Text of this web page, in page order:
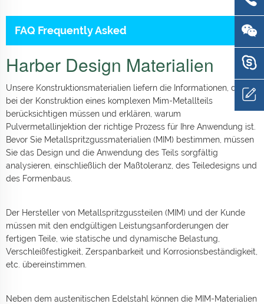
FAQ Frequently Asked
Harber Design Materialien
Unsere Konstruktionsmaterialien liefern die Informationen, die Sie
bei der Konstruktion eines komplexen Mim-Metallteils
berücksichtigen müssen und erklären, warum
Pulvermetallinjektion der richtige Prozess für Ihre Anwendung ist.
Bevor Sie Metallspritzgussmaterialien (MIM) bestimmen, müssen
Sie das Design und die Anwendung des Teils sorgfältig
analysieren, einschließlich der Maßtoleranz, des Teiledesigns und
des Formenbaus.
Der Hersteller von Metallspritzgussteilen (MIM) und der Kunde
müssen mit den endgültigen Leistungsanforderungen der
fertigen Teile, wie statische und dynamische Belastung,
Verschleißfestigkeit, Zerspanbarkeit und Korrosionsbeständigkeit,
etc. übereinstimmen.
Neben dem austenitischen Edelstahl können die MIM-Materialien